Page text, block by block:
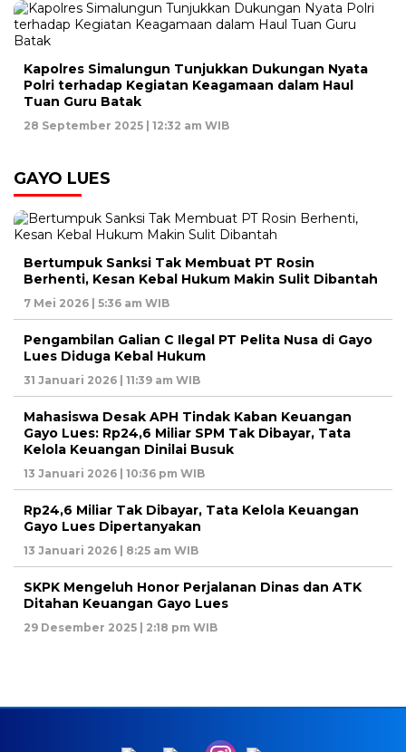
Kapolres Simalungun Tunjukkan Dukungan Nyata
Polri terhadap Kegiatan Keagamaan dalam Haul
Tuan Guru Batak
28 September 2025 | 12:32 am WIB
GAYO LUES
Bertumpuk Sanksi Tak Membuat PT Rosin
Berhenti, Kesan Kebal Hukum Makin Sulit Dibantah
7 Mei 2026 | 5:36 am WIB
Pengambilan Galian C Ilegal PT Pelita Nusa di Gayo
Lues Diduga Kebal Hukum
31 Januari 2026 | 11:39 am WIB
Mahasiswa Desak APH Tindak Kaban Keuangan
Gayo Lues: Rp24,6 Miliar SPM Tak Dibayar, Tata
Kelola Keuangan Dinilai Busuk
13 Januari 2026 | 10:36 pm WIB
Rp24,6 Miliar Tak Dibayar, Tata Kelola Keuangan
Gayo Lues Dipertanyakan
13 Januari 2026 | 8:25 am WIB
SKPK Mengeluh Honor Perjalanan Dinas dan ATK
Ditahan Keuangan Gayo Lues
29 Desember 2025 | 2:18 pm WIB